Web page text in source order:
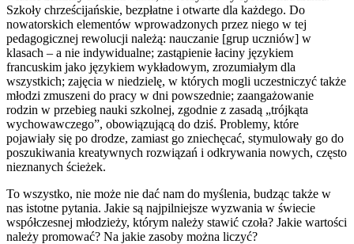
Szkoły chrześcijańskie, bezpłatne i otwarte dla każdego. Do
nowatorskich elementów wprowadzonych przez niego w tej
pedagogicznej rewolucji należą: nauczanie [grup uczniów] w
klasach – a nie indywidualne; zastąpienie łaciny językiem
francuskim jako językiem wykładowym, zrozumiałym dla
wszystkich; zajęcia w niedzielę, w których mogli uczestniczyć także
młodzi zmuszeni do pracy w dni powszednie; zaangażowanie
rodzin w przebieg nauki szkolnej, zgodnie z zasadą „trójkąta
wychowawczego”, obowiązującą do dziś. Problemy, które
pojawiały się po drodze, zamiast go zniechęcać, stymulowały go do
poszukiwania kreatywnych rozwiązań i odkrywania nowych, często
nieznanych ścieżek.
To wszystko, nie może nie dać nam do myślenia, budząc także w
nas istotne pytania. Jakie są najpilniejsze wyzwania w świecie
współczesnej młodzieży, którym należy stawić czoła? Jakie wartości
należy promować? Na jakie zasoby można liczyć?